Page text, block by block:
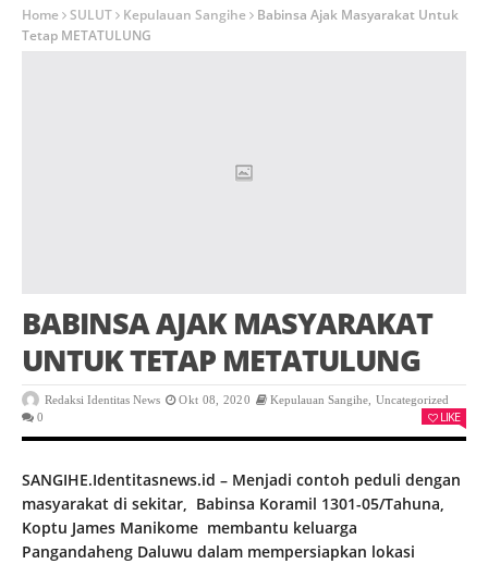
Home SULUT Kepulauan Sangihe
Babinsa Ajak Masyarakat Untuk
Tetap METATULUNG
BABINSA AJAK MASYARAKAT
UNTUK TETAP METATULUNG
Redaksi Identitas News Okt 08, 2020 Kepulauan Sangihe Uncategorized
0
LIKE
SANGIHE.Identitasnews.id – Menjadi contoh peduli dengan
masyarakat di sekitar, Babinsa Koramil 1301-05/Tahuna,
Koptu James Manikome membantu keluarga
Pangandaheng Daluwu dalam mempersiapkan lokasi